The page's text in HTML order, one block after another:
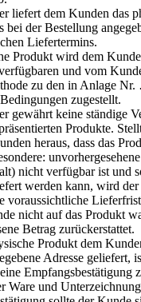
liefert dem Kunden das
bei der Bestellung
Liefertermins.
Produkt wird dem
und vom
zu den in Anlage
zugestellt.
gewährt keine ständige
Produkte.
heraus, dass das
nicht verfügbar ist und
werden kann, wird
voraussichtliche
nicht auf das Produkt
Betrag zurückerstattet.
Produkt dem
Adresse geliefert,
Empfangsbestätigung
Ware und